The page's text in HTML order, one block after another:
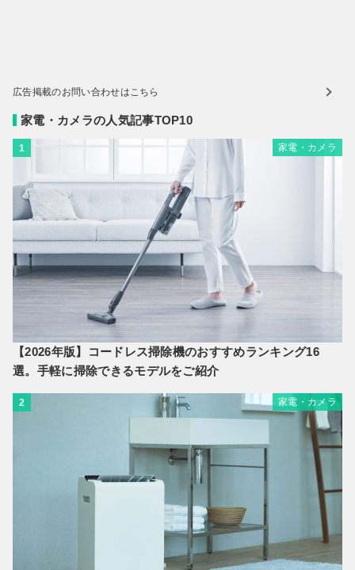
広告掲載のお問い合わせはこちら
家電・カメラの人気記事TOP10
1 家電・カメラ
【2026年版】コードレス掃除機のおすすめランキング16
選。手軽に掃除できるモデルをご紹介
2 家電・カメラ